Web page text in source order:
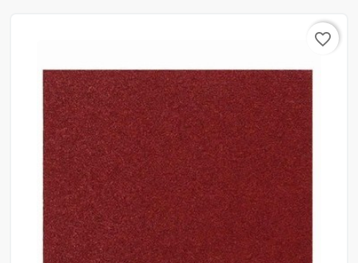
favorite_border